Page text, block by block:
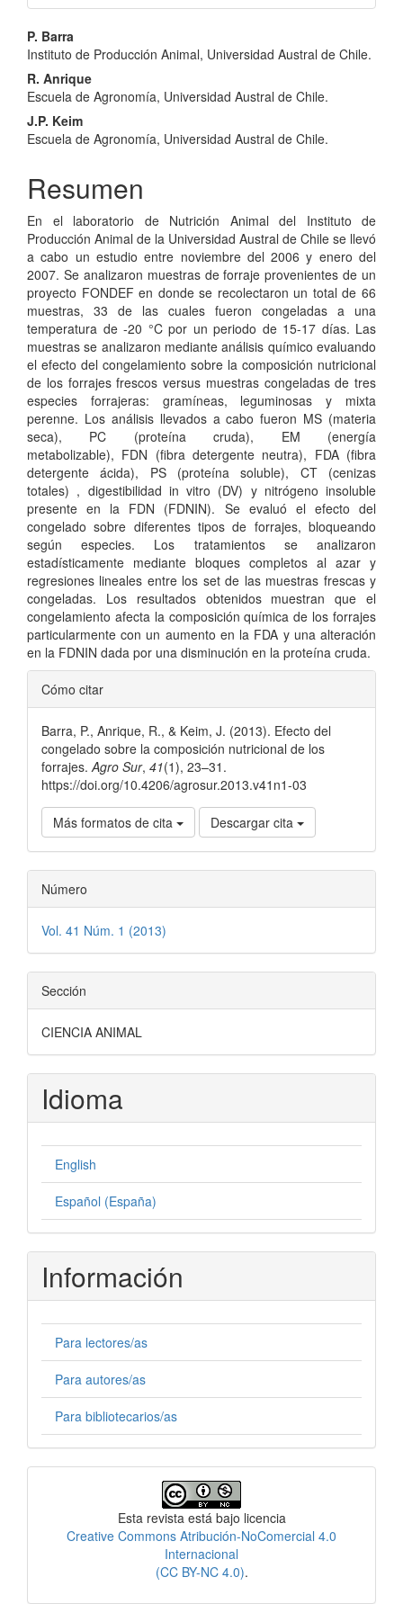
Contenido
principal
del
artículo
P. Barra
Instituto de Producción Animal, Universidad Austral de Chile.
R. Anrique
Escuela de Agronomía, Universidad Austral de Chile.
J.P. Keim
Escuela de Agronomía, Universidad Austral de Chile.
Resumen
En el laboratorio de Nutrición Animal del Instituto de
Producción Animal de la Universidad Austral de Chile se llevó
a cabo un estudio entre noviembre del 2006 y enero del
2007. Se analizaron muestras de forraje provenientes de un
proyecto FONDEF en donde se recolectaron un total de 66
muestras, 33 de las cuales fueron congeladas a una
temperatura de -20 °C por un periodo de 15-17 días. Las
muestras se analizaron mediante análisis químico evaluando
el efecto del congelamiento sobre la composición nutricional
de los forrajes frescos versus muestras congeladas de tres
especies forrajeras: gramíneas, leguminosas y mixta
perenne. Los análisis llevados a cabo fueron MS (materia
seca), PC (proteína cruda), EM (energía
metabolizable), FDN (fibra detergente neutra), FDA (fibra
detergente ácida), PS (proteína soluble), CT (cenizas
totales) , digestibilidad in vitro (DV) y nitrógeno insoluble
presente en la FDN (FDNIN). Se evaluó el efecto del
congelado sobre diferentes tipos de forrajes, bloqueando
según especies. Los tratamientos se analizaron
estadísticamente mediante bloques completos al azar y
regresiones lineales entre los set de las muestras frescas y
congeladas. Los resultados obtenidos muestran que el
congelamiento afecta la composición química de los forrajes
particularmente con un aumento en la FDA y una alteración
en la FDNIN dada por una disminución en la proteína cruda.
Detalles
del
artículo
Cómo citar
Barra, P., Anrique, R., & Keim, J. (2013). Efecto del
congelado sobre la composición nutricional de los
forrajes. Agro Sur, 41(1), 23–31.
https://doi.org/10.4206/agrosur.2013.v41n1-03
Más formatos de cita Descargar cita
Número
Vol. 41 Núm. 1 (2013)
Sección
CIENCIA ANIMAL
Idioma
English
Español (España)
Información
Para lectores/as
Para autores/as
Para bibliotecarios/as
Esta revista está bajo licencia
Creative Commons Atribución-NoComercial 4.0
Internacional
(CC BY-NC 4.0).